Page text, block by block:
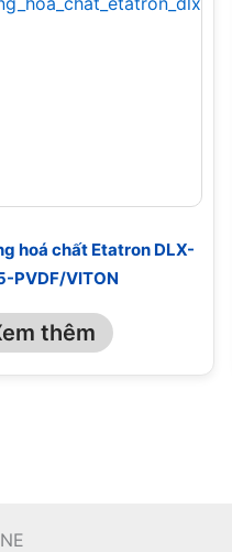
hoá chất Etatron DLX-
PVDF/VITON
thêm